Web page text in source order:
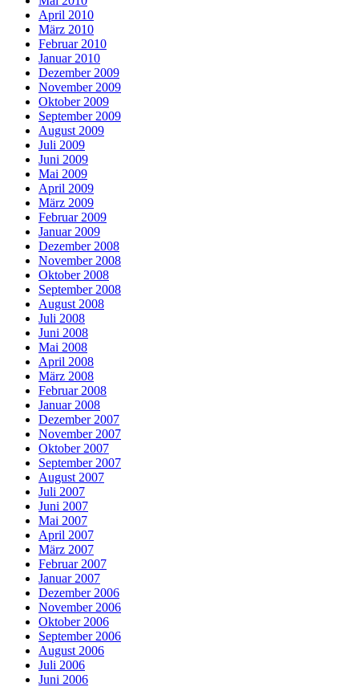
April 2010
März 2010
Februar 2010
Januar 2010
Dezember 2009
November 2009
Oktober 2009
September 2009
August 2009
Juli 2009
Juni 2009
Mai 2009
April 2009
März 2009
Februar 2009
Januar 2009
Dezember 2008
November 2008
Oktober 2008
September 2008
August 2008
Juli 2008
Juni 2008
Mai 2008
April 2008
März 2008
Februar 2008
Januar 2008
Dezember 2007
November 2007
Oktober 2007
September 2007
August 2007
Juli 2007
Juni 2007
Mai 2007
April 2007
März 2007
Februar 2007
Januar 2007
Dezember 2006
November 2006
Oktober 2006
September 2006
August 2006
Juli 2006
Juni 2006